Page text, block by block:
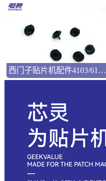
西门子贴片机配件4103/6103吸嘴03101981